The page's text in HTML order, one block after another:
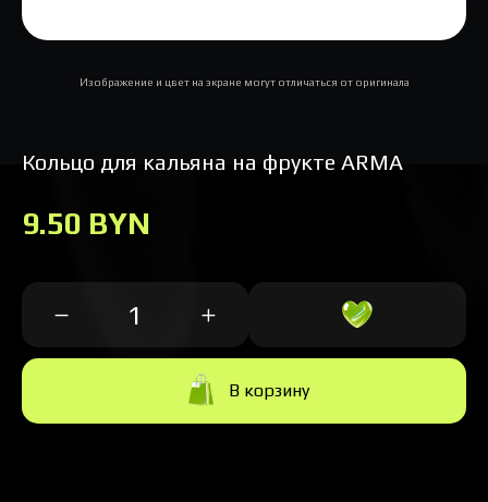
Изображение и цвет на экране могут отличаться от оригинала
Кольцо для кальяна на фрукте ARMA
9.50 BYN
В корзину